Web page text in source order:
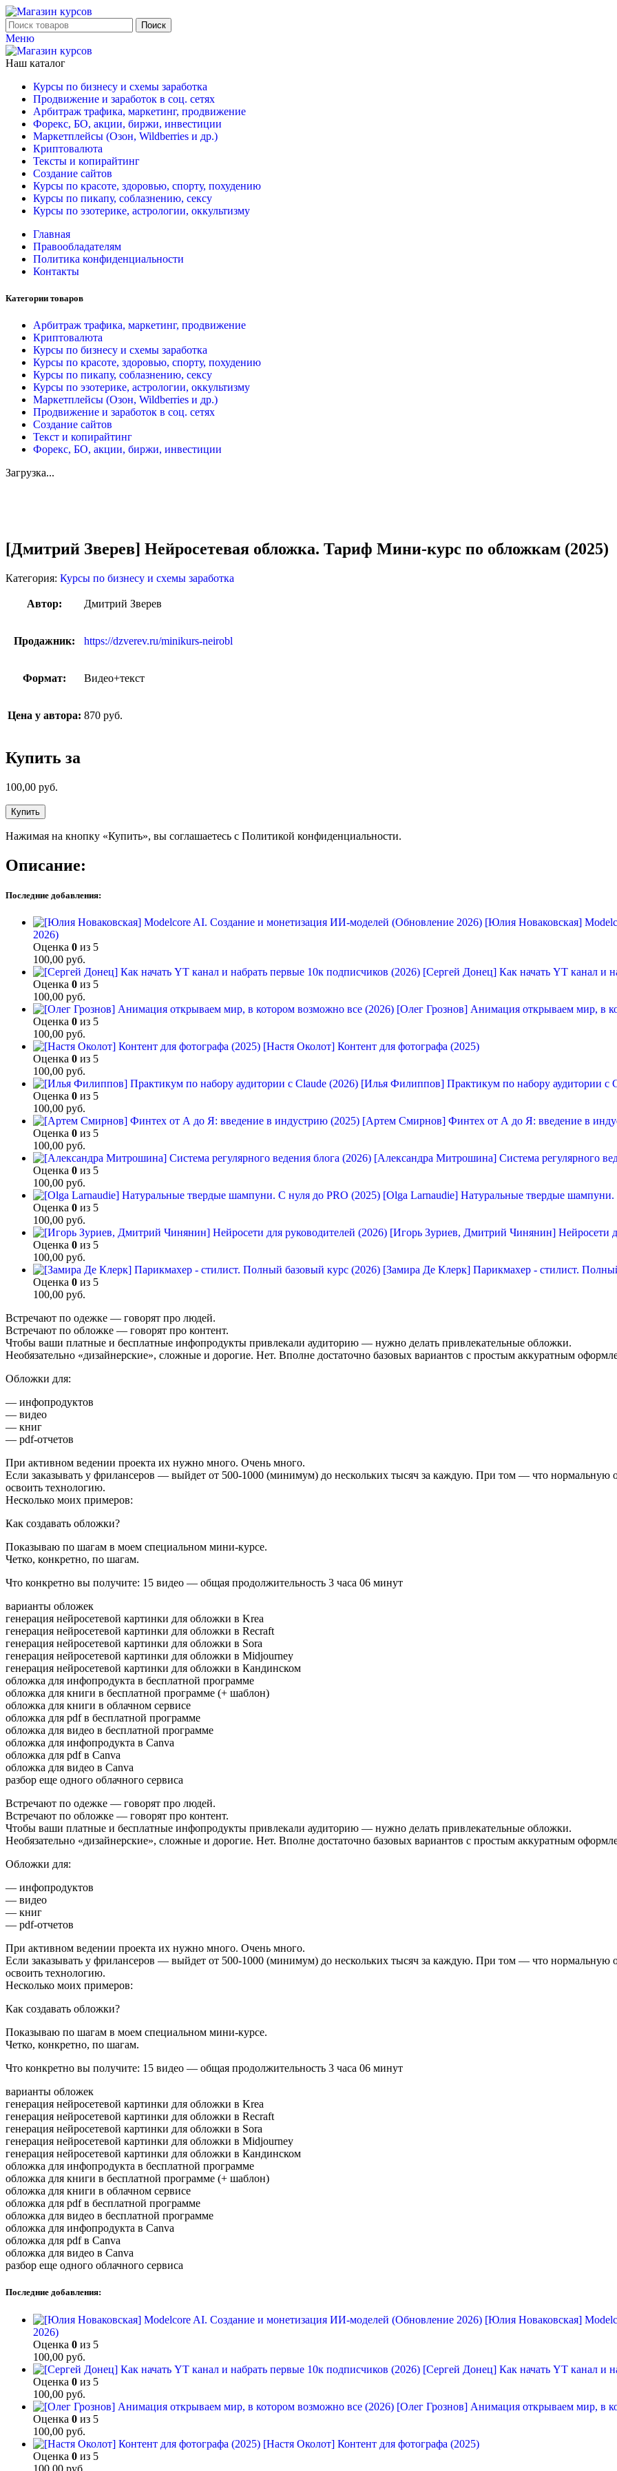
Поиск
Меню
Наш каталог
Курсы по бизнесу и схемы заработка
Продвижение и заработок в соц. сетях
Арбитраж трафика, маркетинг, продвижение
Форекс, БО, акции, биржи, инвестиции
Маркетплейсы (Озон, Wildberries и др.)
Криптовалюта
Тексты и копирайтинг
Создание сайтов
Курсы по красоте, здоровью, спорту, похудению
Курсы по пикапу, соблазнению, сексу
Курсы по эзотерике, астрологии, оккультизму
Главная
Правообладателям
Политика конфиденциальности
Контакты
Категории товаров
Арбитраж трафика, маркетинг, продвижение
Криптовалюта
Курсы по бизнесу и схемы заработка
Курсы по красоте, здоровью, спорту, похудению
Курсы по пикапу, соблазнению, сексу
Курсы по эзотерике, астрологии, оккультизму
Маркетплейсы (Озон, Wildberries и др.)
Продвижение и заработок в соц. сетях
Создание сайтов
Текст и копирайтинг
Форекс, БО, акции, биржи, инвестиции
Загрузка...
[Дмитрий Зверев] Нейросетевая обложка. Тариф Мини-курс по обложкам (2025)
Категория: Курсы по бизнесу и схемы заработка
Автор: Дмитрий Зверев
Продажник: https://dzverev.ru/minikurs-neirobl
Формат: Видео+текст
Цена у автора: 870 руб.
Купить за
100,00 руб.
Купить
Нажимая на кнопку «Купить», вы соглашаетесь с Политикой конфиденциальности.
Описание:
Последние добавления:
[Юлия Новаковская]
2026)
Оценка 0 из 5
100,00 руб.
[Сергей Донец] Как начать YT канал и
Оценка 0 из 5
100,00 руб.
[Олег Грознов] Анимация открываем мир, в
Оценка 0 из 5
100,00 руб.
[Настя Околот] Контент для фотографа (2025)
Оценка 0 из 5
100,00 руб.
[Илья Филиппов] Практикум по набору аудитории с
Оценка 0 из 5
100,00 руб.
[Артем Смирнов] Финтех от А до Я: введение в
Оценка 0 из 5
100,00 руб.
[Александра Митрошина] Система регулярного
Оценка 0 из 5
100,00 руб.
[Olga Larnaudie] Натуральные твердые
Оценка 0 из 5
100,00 руб.
[Игорь Зуриев, Дмитрий Чинянин] Нейросети
Оценка 0 из 5
100,00 руб.
[Замира Де Клерк] Парикмахер - стилист.
Оценка 0 из 5
100,00 руб.
Встречают по одежке — говорят про людей.
Встречают по обложке — говорят про контент.
Чтобы ваши платные и бесплатные инфопродукты привлекали аудиторию — нужно делать привлекательные обложки.
Необязательно «дизайнерские», сложные и дорогие. Нет. Вполне достаточно базовых вариантов с простым аккуратным
Обложки для:
— инфопродуктов
— видео
— книг
— pdf-отчетов
При активном ведении проекта их нужно много. Очень много.
Если заказывать у фрилансеров — выйдет от 500-1000 (минимум) до нескольких тысяч за каждую. При том — что нормальную
освоить технологию.
Несколько моих примеров:
Как создавать обложки?
Показываю по шагам в моем специальном мини-курсе.
Четко, конкретно, по шагам.
Что конкретно вы получите: 15 видео — общая продолжительность 3 часа 06 минут
варианты обложек
генерация нейросетевой картинки для обложки в Krea
генерация нейросетевой картинки для обложки в Recraft
генерация нейросетевой картинки для обложки в Sora
генерация нейросетевой картинки для обложки в Midjourney
генерация нейросетевой картинки для обложки в Кандинском
обложка для инфопродукта в бесплатной программе
обложка для книги в бесплатной программе (+ шаблон)
обложка для книги в облачном сервисе
обложка для pdf в бесплатной программе
обложка для видео в бесплатной программе
обложка для инфопродукта в Canva
обложка для pdf в Canva
обложка для видео в Canva
разбор еще одного облачного сервиса
Встречают по одежке — говорят про людей.
Встречают по обложке — говорят про контент.
Чтобы ваши платные и бесплатные инфопродукты привлекали аудиторию — нужно делать привлекательные обложки.
Необязательно «дизайнерские», сложные и дорогие. Нет. Вполне достаточно базовых вариантов с простым аккуратным
Обложки для:
— инфопродуктов
— видео
— книг
— pdf-отчетов
При активном ведении проекта их нужно много. Очень много.
Если заказывать у фрилансеров — выйдет от 500-1000 (минимум) до нескольких тысяч за каждую. При том — что нормальную
освоить технологию.
Несколько моих примеров:
Как создавать обложки?
Показываю по шагам в моем специальном мини-курсе.
Четко, конкретно, по шагам.
Что конкретно вы получите: 15 видео — общая продолжительность 3 часа 06 минут
варианты обложек
генерация нейросетевой картинки для обложки в Krea
генерация нейросетевой картинки для обложки в Recraft
генерация нейросетевой картинки для обложки в Sora
генерация нейросетевой картинки для обложки в Midjourney
генерация нейросетевой картинки для обложки в Кандинском
обложка для инфопродукта в бесплатной программе
обложка для книги в бесплатной программе (+ шаблон)
обложка для книги в облачном сервисе
обложка для pdf в бесплатной программе
обложка для видео в бесплатной программе
обложка для инфопродукта в Canva
обложка для pdf в Canva
обложка для видео в Canva
разбор еще одного облачного сервиса
Последние добавления:
[Юлия Новаковская]
2026)
Оценка 0 из 5
100,00 руб.
[Сергей Донец] Как начать YT канал и
Оценка 0 из 5
100,00 руб.
[Олег Грознов] Анимация открываем мир, в
Оценка 0 из 5
100,00 руб.
[Настя Околот] Контент для фотографа (2025)
Оценка 0 из 5
100,00 руб.